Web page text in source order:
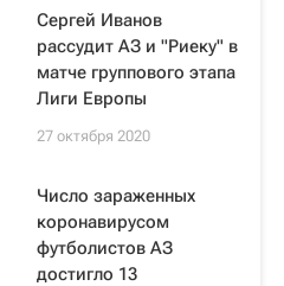
Сергей Иванов
рассудит АЗ и "Риеку" в
матче группового этапа
Лиги Европы
27 октября 2020
Число зараженных
коронавирусом
футболистов АЗ
достигло 13